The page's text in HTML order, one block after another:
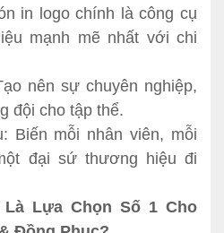
in logo chính là công cụ
mạnh mẽ nhất với chi
nên sự chuyên nghiệp,
đội cho tập thể.
Biến mỗi nhân viên, mỗi
đại sứ thương hiệu đi
Là Lựa Chọn Số 1 Cho